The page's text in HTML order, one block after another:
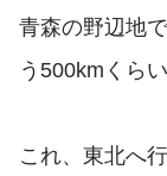
青森の野辺地
う500kmくら
これ、東北へ